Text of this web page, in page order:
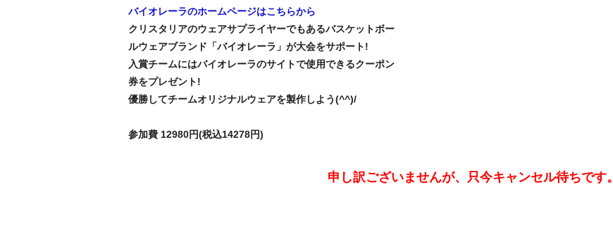
バイオレーラのホームページはこちらから
クリスタリアのウェアサプライヤーでもあるバスケットボー
ルウェアブランド「バイオレーラ」が大会をサポート!
入賞チームにはバイオレーラのサイトで使用できるクーポン
券をプレゼント!
優勝してチームオリジナルウェアを製作しよう(^^)/
参加費 12980円(税込14278円)
申し訳ございませんが、只今キャンセル待ちです。